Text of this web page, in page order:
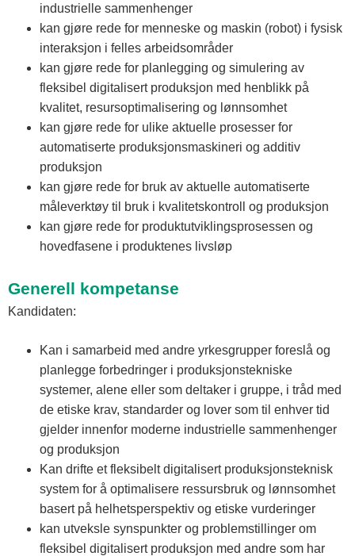
industrielle sammenhenger
kan gjøre rede for menneske og maskin (robot) i fysisk
interaksjon i felles arbeidsområder
kan gjøre rede for planlegging og simulering av
fleksibel digitalisert produksjon med henblikk på
kvalitet, resursoptimalisering og lønnsomhet
kan gjøre rede for ulike aktuelle prosesser for
automatiserte produksjonsmaskineri og additiv
produksjon
kan gjøre rede for bruk av aktuelle automatiserte
måleverktøy til bruk i kvalitetskontroll og produksjon
kan gjøre rede for produktutviklingsprosessen og
hovedfasene i produktenes livsløp
Generell kompetanse
Kandidaten:
Kan i samarbeid med andre yrkesgrupper foreslå og
planlegge forbedringer i produksjonstekniske
systemer, alene eller som deltaker i gruppe, i tråd med
de etiske krav, standarder og lover som til enhver tid
gjelder innenfor moderne industrielle sammenhenger
og produksjon
Kan drifte et fleksibelt digitalisert produksjonsteknisk
system for å optimalisere ressursbruk og lønnsomhet
basert på helhetsperspektiv og etiske vurderinger
kan utveksle synspunkter og problemstillinger om
fleksibel digitalisert produksjon med andre som har